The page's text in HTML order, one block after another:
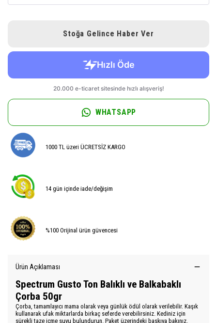
Stoğa Gelince Haber Ver
WHATSAPP
1000 TL üzeri ÜCRETSİZ KARGO
14 gün içinde iade/değişim
%100 Orijinal ürün güvencesi
Ürün Açıklaması
Spectrum Gusto Ton Balıklı ve Balkabaklı
Çorba 50gr
Çorba, tamamlayıcı mama olarak veya günlük ödül olarak verilebilir. Kaşık
kullanarak ufak miktarlarda birkaç seferde verebilirsiniz. Kediniz için
sürekli taze içme suyu bulundurun. Paket üzerindeki baskıya bakınız.